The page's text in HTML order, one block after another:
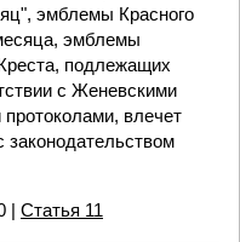
эмблемы Красного
эмблемы
подлежащих
с Женевскими
влечет
законодательством
| Статья 11